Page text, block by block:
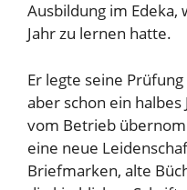
Ausbildung im Edeka,
Jahr zu lernen hatte.
Er legte seine
aber schon ein
vom Betrieb
eine neue
Briefmarken, alte